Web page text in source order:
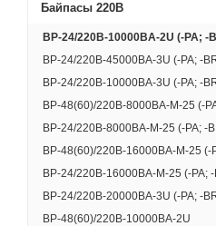
Байпасы 220В
BP-24/220B-10000BA-2U (-РА;
BP-24/220В-45000ВА-3U (-РА; -
BP-24/220В-10000ВА-3U (-РА; -
BP-48(60)/220В-8000ВА-М-25 (-
BP-24/220В-8000ВА-М-25 (-РА; -
BP-48(60)/220В-16000ВА-М-25
BP-24/220В-16000ВА-М-25 (-РА;
BP-24/220B-20000BA-3U (-РА; -
BP-48(60)/220B-10000BA-2U